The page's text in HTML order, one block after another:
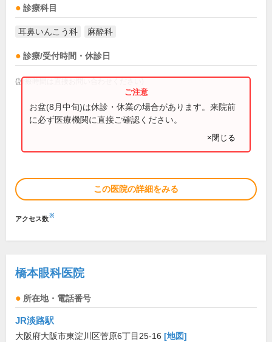
診療科目
耳鼻いんこう科 麻酔科
診療/受付時間・休診日
(診療時間は直接お問い合わせください)
お盆(8月中旬)は休診・休業の場合があります。来院前
に必ず医療機関に直接ご確認ください。
×閉じる
この医院の詳細をみる
アクセス数※
橋本眼科医院
所在地・電話番号
JR淡路駅
大阪府大阪市東淀川区菅原6丁目25-16 [地図]